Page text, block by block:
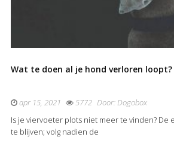
Wat te doen al je hond verloren loopt?
apr 15, 2021 5772 Door: Dogobox
Is je viervoeter plots niet meer te vinden? De
te blijven; volg nadien de